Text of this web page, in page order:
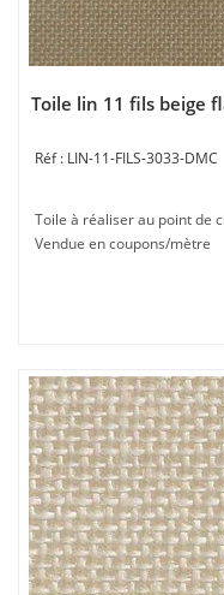
Toile lin 11 fils beige
LIN-11-FILS-3033-DMC
Toile à réaliser au point de
Vendue en coupons/mètre